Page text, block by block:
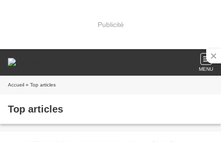
Publicité
MENU
Accueil » Top articles
Top articles